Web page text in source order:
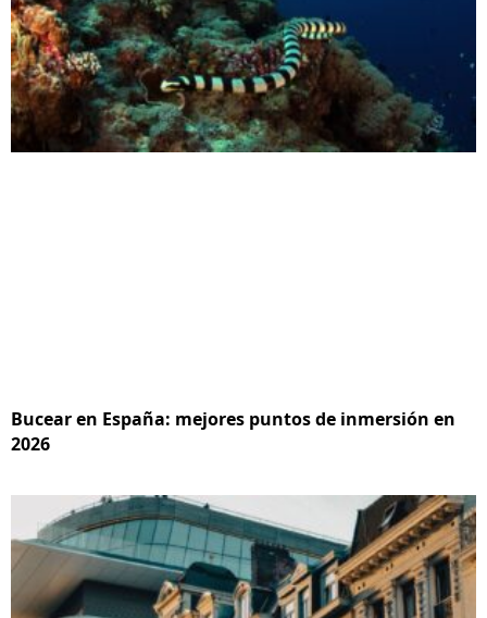
Bucear en España: mejores puntos de inmersión en
2026